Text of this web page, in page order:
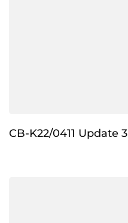
CB-K22/0411 Update 3